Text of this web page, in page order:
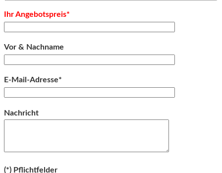
Ihr Angebotspreis*
Vor & Nachname
E-Mail-Adresse*
Nachricht
(*) Pflichtfelder